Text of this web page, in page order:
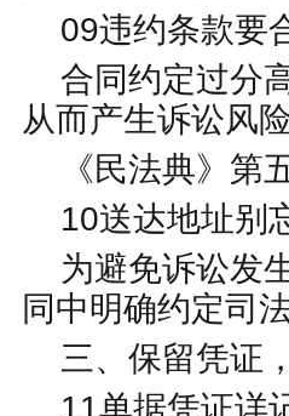
09违约条款要
合同约定过分
从而产生诉讼风
《民法典》第
10送达地址别
为避免诉讼发
同中明确约定司
三、保留凭证
11单据凭证详